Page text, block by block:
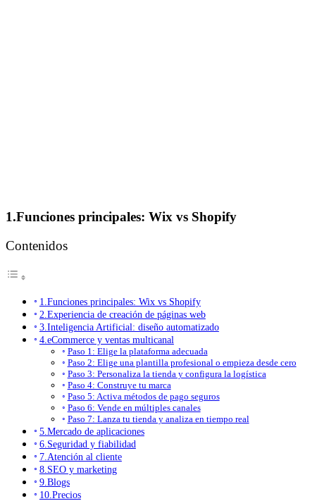
1.Funciones principales: Wix vs Shopify
Contenidos
1.Funciones principales: Wix vs Shopify
2.Experiencia de creación de páginas web
3.Inteligencia Artificial: diseño automatizado
4.eCommerce y ventas multicanal
Paso 1: Elige la plataforma adecuada
Paso 2: Elige una plantilla profesional o empieza desde cero
Paso 3: Personaliza la tienda y configura la logística
Paso 4: Construye tu marca
Paso 5: Activa métodos de pago seguros
Paso 6: Vende en múltiples canales
Paso 7: Lanza tu tienda y analiza en tiempo real
5.Mercado de aplicaciones
6.Seguridad y fiabilidad
7.Atención al cliente
8.SEO y marketing
9.Blogs
10.Precios